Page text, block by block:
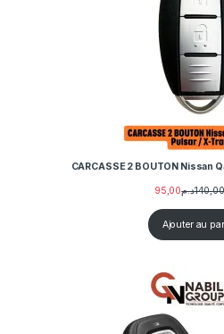
CARCASSE 2 BOUTON Nissan
95,00 140,00
Ajouter au